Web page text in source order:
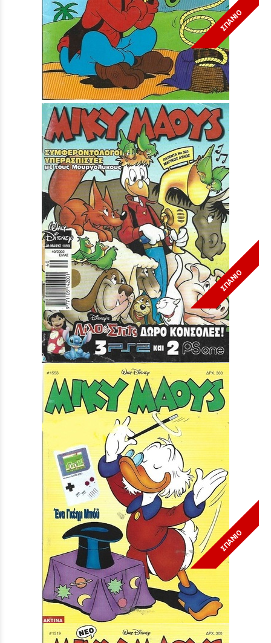
ΣΠΑΝΙΟ
Μίκυ Μάους #1424***
Τιμή: 3,90 €
ΣΠΑΝΙΟ
Μίκυ Μάους #1890***
Τιμή: 3,90 €
ΣΠΑΝΙΟ
Μίκυ Μάους #1553***
Τιμή: 3,90 €